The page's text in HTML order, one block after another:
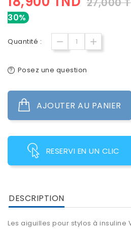
27,000
30%
Quantité :
Posez une question
AJOUTER AU PANIER
RESERVI EN UN CLIC
DESCRIPTION
Les aiguilles pour stylos à